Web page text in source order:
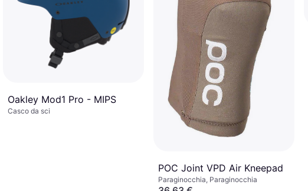
Oakley Mod1 Pro - MIPS
Casco da sci
POC Joint VPD Air Kneepad
Paraginocchia, Paraginocchia